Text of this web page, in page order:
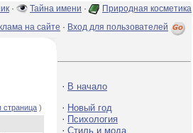
· Тайна имени ·
Природная косметика
на сайте · Вход для пользователей
)
· В начало
· Новый год
· Психология
· Стиль и мода